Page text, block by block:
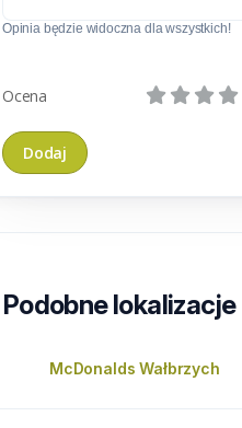
Opinia będzie widoczna dla wszystkich!
Ocena
Podobne lokalizacje
McDonalds Wałbrzych